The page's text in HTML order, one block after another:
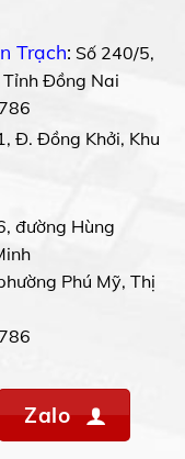
Trạch: Số 240/5,
Tỉnh Đồng Nai
Đ. Đồng Khởi, Khu
đường Hùng
Phú Mỹ, Thị
Zalo